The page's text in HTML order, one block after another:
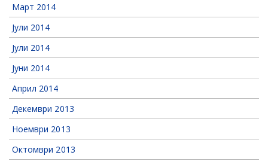
Март 2014
Јули 2014
Јули 2014
Јуни 2014
Април 2014
Декември 2013
Ноември 2013
Октомври 2013